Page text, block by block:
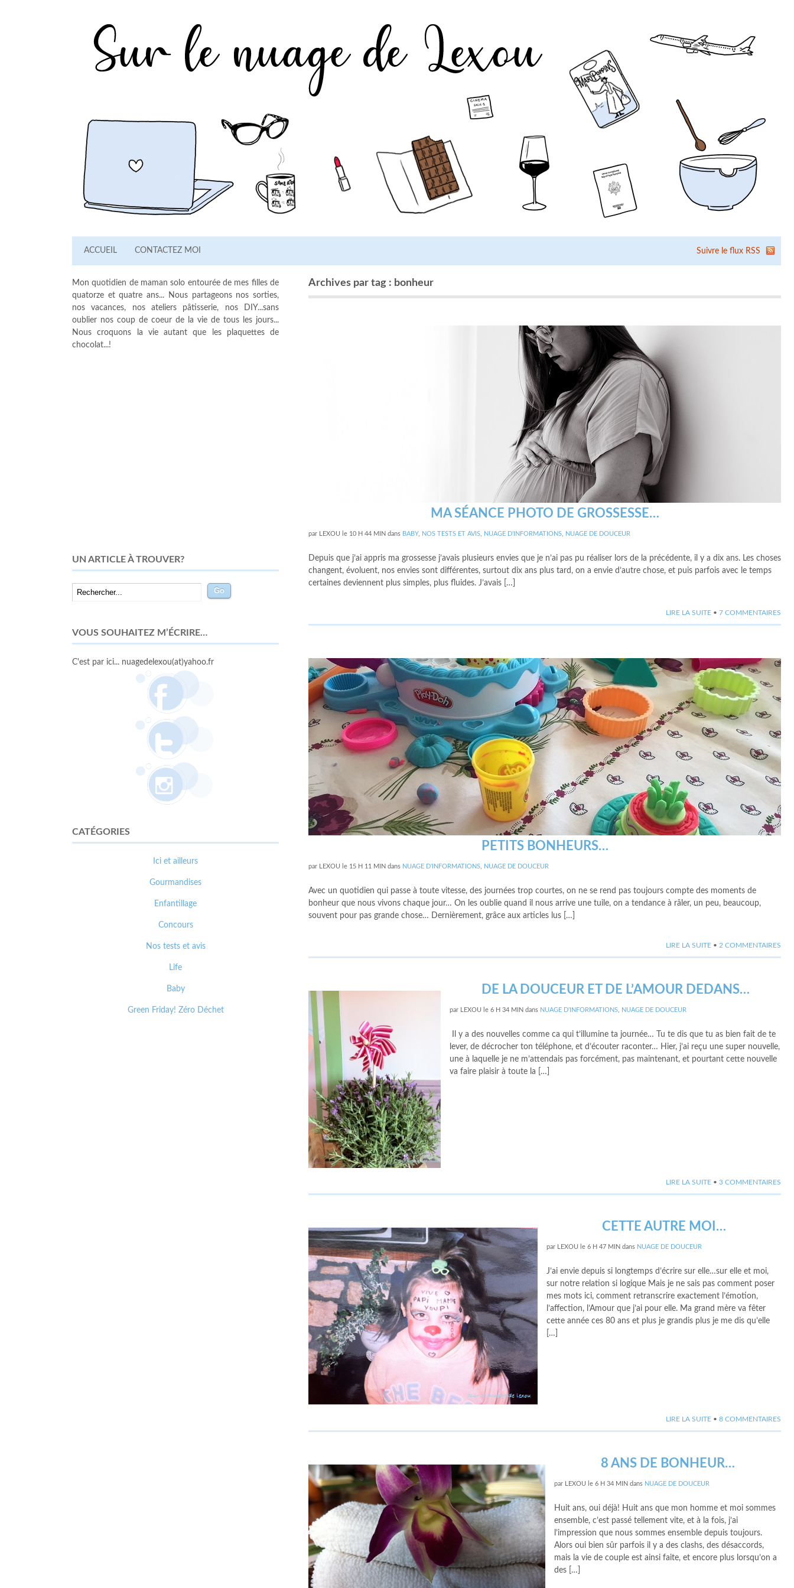
ACCUEIL CONTACTEZ MOI Suivre le flux RSS
Archives par tag : bonheur
MA SÉANCE PHOTO DE GROSSESSE…
par LEXOU le 10 H 44 MIN dans BABY, NOS TESTS ET AVIS NUAGE D'INFORMATIONS NUAGE DE DOUCEUR
Depuis que j’ai appris ma grossesse j’avais plusieurs envies que je n’ai pas pu réaliser lors de la précédente, il y a dix ans. Les choses
changent, évoluent, nos envies sont différentes, surtout dix ans plus tard, on a envie d’autre chose, et puis parfois avec le temps
certaines deviennent plus simples, plus fluides. J’avais […]
LIRE LA SUITE • 7 COMMENTAIRES
PETITS BONHEURS…
par LEXOU le 15 H 11 MIN dans NUAGE D'INFORMATIONS NUAGE DE DOUCEUR
Avec un quotidien qui passe à toute vitesse, des journées trop courtes, on ne se rend pas toujours compte des moments de
bonheur que nous vivons chaque jour… On les oublie quand il nous arrive une tuile, on a tendance à râler, un peu, beaucoup,
souvent pour pas grande chose… Dernièrement, grâce aux articles lus […]
LIRE LA SUITE • 2 COMMENTAIRES
DE LA DOUCEUR ET DE L’AMOUR DEDANS…
par LEXOU le 6 H 34 MIN dans NUAGE D'INFORMATIONS NUAGE DE DOUCEUR
Il y a des nouvelles comme ca qui t’illumine ta journée… Tu te dis que tu as bien fait de te
lever, de décrocher ton téléphone, et d’écouter raconter… Hier, j’ai reçu une super nouvelle,
une à laquelle je ne m’attendais pas forcément, pas maintenant, et pourtant cette nouvelle
va faire plaisir à toute la […]
LIRE LA SUITE • 3 COMMENTAIRES
CETTE AUTRE MOI…
par LEXOU le 6 H 47 MIN dans NUAGE DE DOUCEUR
J’ai envie depuis si longtemps d’écrire sur elle…sur elle et moi,
sur notre relation si logique Mais je ne sais pas comment poser
mes mots ici, comment retranscrire exactement l’émotion,
l’affection, l’Amour que j’ai pour elle. Ma grand mère va fêter
cette année ces 80 ans et plus je grandis plus je me dis qu’elle
[…]
LIRE LA SUITE • 8 COMMENTAIRES
8 ANS DE BONHEUR…
par LEXOU le 6 H 34 MIN dans NUAGE DE DOUCEUR
Huit ans, oui déjà! Huit ans que mon homme et moi sommes
ensemble, c’est passé tellement vite, et à la fois, j’ai
l’impression que nous sommes ensemble depuis toujours.
Alors oui bien sûr parfois il y a des clashs, des désaccords,
mais la vie de couple est ainsi faite, et encore plus lorsqu’on a
des […]
Mon quotidien de maman solo entourée de mes filles de
quatorze et quatre ans... Nous partageons nos sorties,
nos vacances, nos ateliers pâtisserie, nos DIY...sans
oublier nos coup de coeur de la vie de tous les jours...
Nous croquons la vie autant que les plaquettes de
chocolat...!
UN ARTICLE À TROUVER?
VOUS SOUHAITEZ M’ÉCRIRE…
C'est par ici... nuagedelexou(at)yahoo.fr
CATÉGORIES
Ici et ailleurs
Gourmandises
Enfantillage
Concours
Nos tests et avis
Life
Baby
Green Friday! Zéro Déchet